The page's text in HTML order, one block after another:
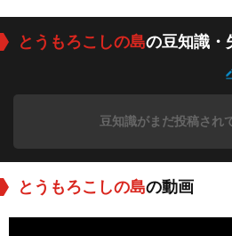
とうもろこしの島の豆知識・
豆知識がまだ投稿され
とうもろこしの島の動画